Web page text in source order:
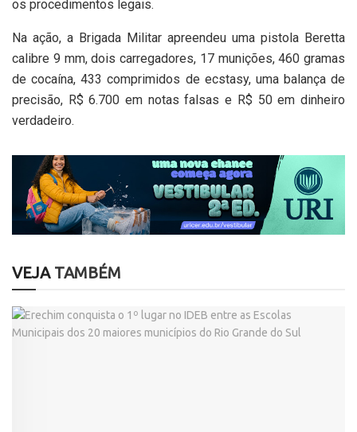
os procedimentos legais.
Na ação, a Brigada Militar apreendeu uma pistola Beretta
calibre 9 mm, dois carregadores, 17 munições, 460 gramas
de cocaína, 433 comprimidos de ecstasy, uma balança de
precisão, R$ 6.700 em notas falsas e R$ 50 em dinheiro
verdadeiro.
VEJATAMBÉM